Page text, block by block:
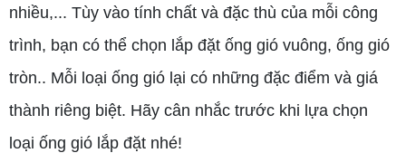
nhiều,... Tùy vào tính chất và đặc thù của mỗi công
trình, bạn có thể chọn lắp đặt ống gió vuông, ống gió
tròn.. Mỗi loại ống gió lại có những đặc điểm và giá
thành riêng biệt. Hãy cân nhắc trước khi lựa chọn
loại ống gió lắp đặt nhé!